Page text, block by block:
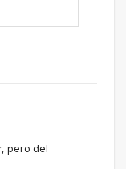
pero del